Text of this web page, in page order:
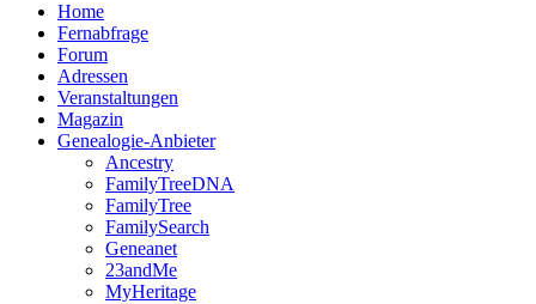
Home
Fernabfrage
Forum
Adressen
Veranstaltungen
Magazin
Genealogie-Anbieter
Ancestry
FamilyTreeDNA
FamilyTree
FamilySearch
Geneanet
23andMe
MyHeritage